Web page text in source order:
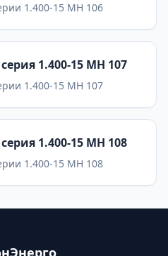
1.400-15 МН 106
1.400-15 МН 107
1.400-15 МН 107
1.400-15 МН 108
1.400-15 МН 108